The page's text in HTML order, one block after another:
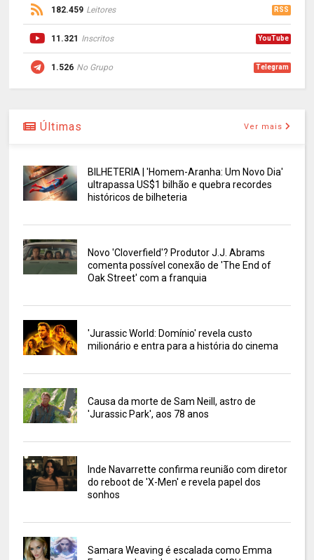
182.459 Leitores RSS
11.321 Inscritos YouTube
1.526 No Grupo Telegram
Últimas Ver mais
BILHETERIA | 'Homem-Aranha: Um Novo Dia'
ultrapassa US$1 bilhão e quebra recordes
históricos de bilheteria
Novo 'Cloverfield'? Produtor J.J. Abrams
comenta possível conexão de 'The End of
Oak Street' com a franquia
'Jurassic World: Domínio' revela custo
milionário e entra para a história do cinema
Causa da morte de Sam Neill, astro de
'Jurassic Park', aos 78 anos
Inde Navarrette confirma reunião com diretor
do reboot de 'X-Men' e revela papel dos
sonhos
Samara Weaving é escalada como Emma